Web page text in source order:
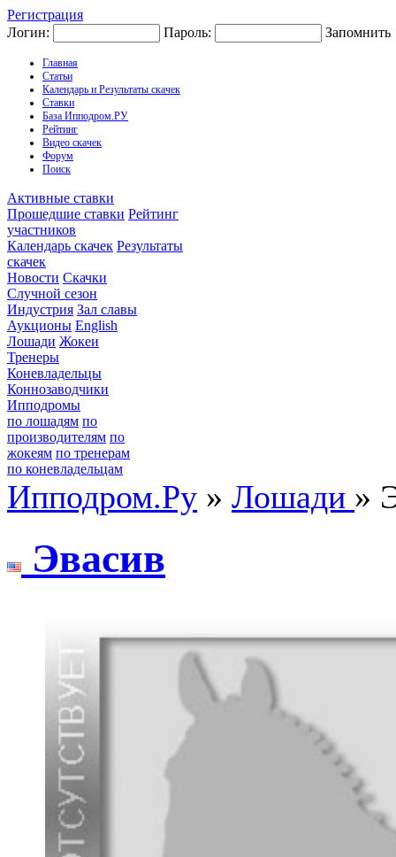
Регистрация
Логин:
Пароль: Запомнить
Главная
Статьи
Календарь и Результаты скачек
Ставки
База Ипподром.РУ
Рейтинг
Видео скачек
Форум
Поиск
Активные ставки
Прошедшие ставки Рейтинг
участников
Календарь скачек Результаты
скачек
Новости Скачки
Случной сезон
Индустрия Зал славы
Аукционы English
Лошади Жокеи
Тренеры
Коневладельцы
Коннозаводчики
Ипподромы
по лошадям по
производителям по
жокеям по тренерам
по коневладельцам
Ипподром.Ру » Лошади »
Эвacив